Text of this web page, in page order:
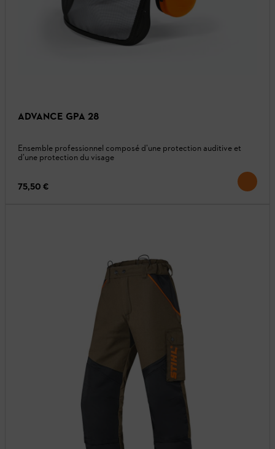
ADVANCE GPA 28
Ensemble professionnel composé d’une protection auditive et
d’une protection du visage
75,50 €